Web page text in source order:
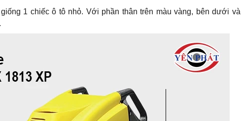
1 chiếc ô tô nhỏ. Với phần thân trên màu vàng, bên dưới